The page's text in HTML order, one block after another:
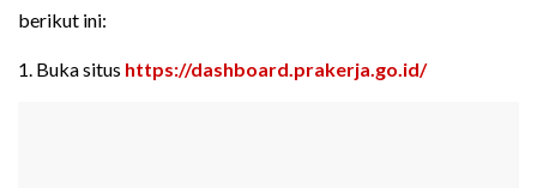
berikut ini:
1. Buka situs https://dashboard.prakerja.go.id/